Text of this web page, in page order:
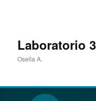
Laboratorio
Osella A.